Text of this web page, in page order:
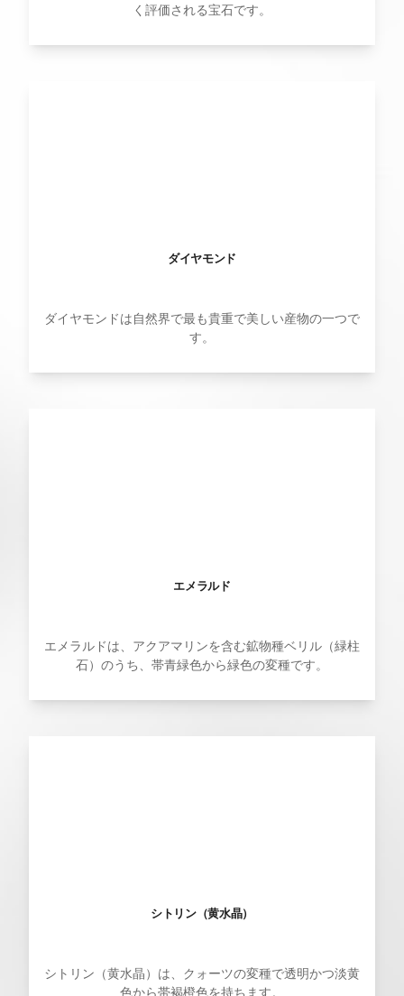
く評価される宝石です。
ダイヤモンド
ダイヤモンドは自然界で最も貴重で美しい産物の一つで
す。
エメラルド
エメラルドは、アクアマリンを含む鉱物種ベリル（緑柱
石）のうち、帯青緑色から緑色の変種です。
シトリン（黄水晶）
シトリン（黄水晶）は、クォーツの変種で透明かつ淡黄
色から帯褐橙色を持ちます。